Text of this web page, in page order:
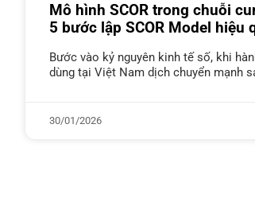
Mô hình SCOR trong chuỗi
5 bước lập SCOR Model hiệu
Bước vào kỷ nguyên kinh tế số, khi
dùng tại Việt Nam dịch chuyển mạnh
30/01/2026